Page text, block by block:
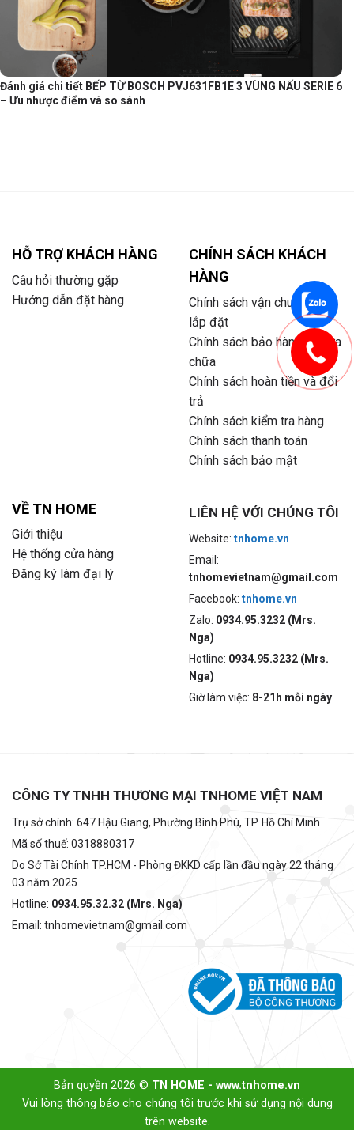
Đánh giá chi tiết BẾP TỪ BOSCH PVJ631FB1E 3 VÙNG NẤU SERIE 6
– Ưu nhược điểm và so sánh
HỖ TRỢ KHÁCH HÀNG
Câu hỏi thường gặp
Hướng dẫn đặt hàng
CHÍNH SÁCH KHÁCH
HÀNG
Chính sách vận chuyển và
lắp đặt
Chính sách bảo hành và sửa
chữa
Chính sách hoàn tiền và đổi
trả
Chính sách kiểm tra hàng
Chính sách thanh toán
Chính sách bảo mật
VỀ TN HOME
Giới thiệu
Hệ thống cửa hàng
Đăng ký làm đại lý
LIÊN HỆ VỚI CHÚNG TÔI
Website: tnhome.vn
Email:
tnhomevietnam@gmail.com
Facebook: tnhome.vn
Zalo: 0934.95.3232 (Mrs.
Nga)
Hotline: 0934.95.3232 (Mrs.
Nga)
Giờ làm việc: 8-21h mỗi ngày
CÔNG TY TNHH THƯƠNG MẠI TNHOME VIỆT NAM
Trụ sở chính: 647 Hậu Giang, Phường Bình Phú, TP. Hồ Chí Minh
Mã số thuế: 0318880317
Do Sở Tài Chính TP.HCM - Phòng ĐKKD cấp lần đầu ngày 22 tháng
03 năm 2025
Hotline: 0934.95.32.32 (Mrs. Nga)
Email: tnhomevietnam@gmail.com
Bản quyền 2026 © TN HOME - www.tnhome.vn
Vui lòng thông báo cho chúng tôi trước khi sử dụng nội dung
trên website.